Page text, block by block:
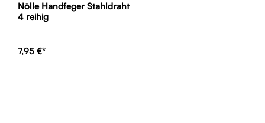
Nölle Handfeger Stahldraht
4 reihig
7,95 €*